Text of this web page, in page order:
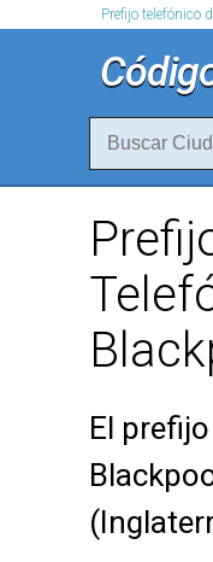
Prefijo telefónico
El